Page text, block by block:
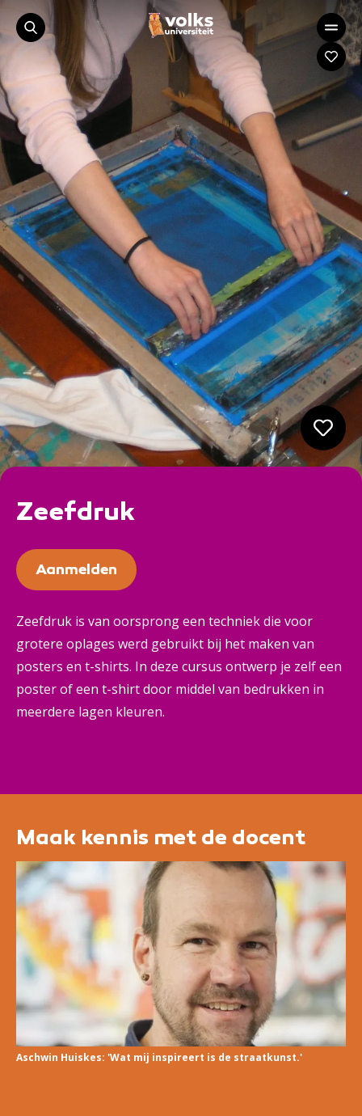
Zeefdruk
Aanmelden
Zeefdruk is van oorsprong een techniek die voor
grotere oplages werd gebruikt bij het maken van
posters en t-shirts. In deze cursus ontwerp je zelf een
poster of een t-shirt door middel van bedrukken in
meerdere lagen kleuren.
Maak kennis met de docent
Aschwin Huiskes: 'Wat mij inspireert is de straatkunst.'